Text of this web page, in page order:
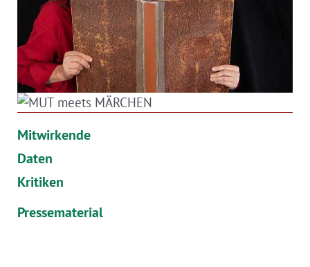
Mitwirkende
Daten
Kritiken
Pressematerial